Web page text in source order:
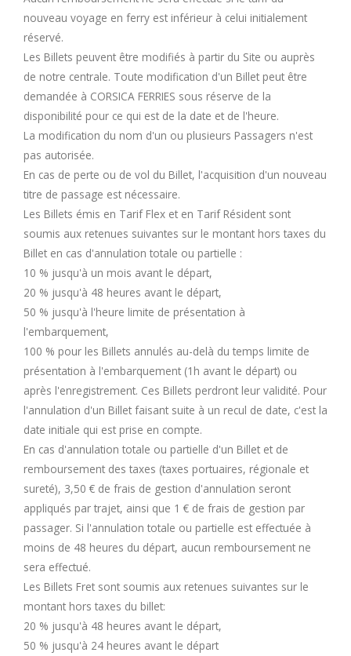
nouveau voyage en ferry est inférieur à celui initialement
réservé.
Les Billets peuvent être modifiés à partir du Site ou auprès
de notre centrale. Toute modification d'un Billet peut être
demandée à CORSICA FERRIES sous réserve de la
disponibilité pour ce qui est de la date et de l'heure.
La modification du nom d'un ou plusieurs Passagers n'est
pas autorisée.
En cas de perte ou de vol du Billet, l'acquisition d'un nouveau
titre de passage est nécessaire.
Les Billets émis en Tarif Flex et en Tarif Résident sont
soumis aux retenues suivantes sur le montant hors taxes du
Billet en cas d'annulation totale ou partielle :
10 % jusqu'à un mois avant le départ,
20 % jusqu'à 48 heures avant le départ,
50 % jusqu'à l'heure limite de présentation à
l'embarquement,
100 % pour les Billets annulés au-delà du temps limite de
présentation à l'embarquement (1h avant le départ) ou
après l'enregistrement. Ces Billets perdront leur validité. Pour
l'annulation d'un Billet faisant suite à un recul de date, c'est la
date initiale qui est prise en compte.
En cas d'annulation totale ou partielle d'un Billet et de
remboursement des taxes (taxes portuaires, régionale et
sureté), 3,50 € de frais de gestion d'annulation seront
appliqués par trajet, ainsi que 1 € de frais de gestion par
passager. Si l'annulation totale ou partielle est effectuée à
moins de 48 heures du départ, aucun remboursement ne
sera effectué.
Les Billets Fret sont soumis aux retenues suivantes sur le
montant hors taxes du billet:
20 % jusqu'à 48 heures avant le départ,
50 % jusqu'à 24 heures avant le départ